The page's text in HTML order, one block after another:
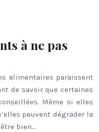
à ne pas
alimentaires paraissent
de savoir que certaines
Même si elles
peuvent dégrader la
bien…